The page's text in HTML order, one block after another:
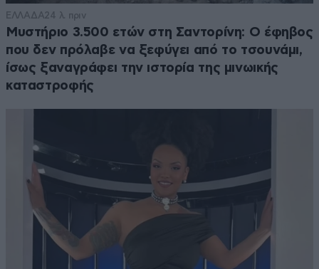
ΕΛΛΑΔΑ24 λ. πριν
Μυστήριο 3.500 ετών στη Σαντορίνη: Ο έφηβος
που δεν πρόλαβε να ξεφύγει από το τσουνάμι,
ίσως ξαναγράφει την ιστορία της μινωικής
καταστροφής